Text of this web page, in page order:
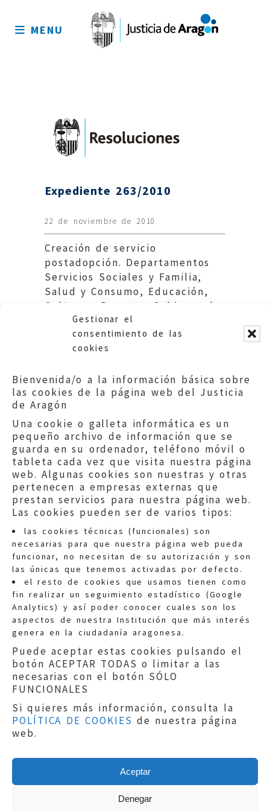
Gestionar el
consentimiento de las
cookies
Bienvenida/o a la información básica sobre
las cookies de la página web del Justicia
de Aragón
Una cookie o galleta informática es un
pequeño archivo de información que se
guarda en su ordenador, teléfono móvil o
tableta cada vez que visita nuestra página
web. Algunas cookies son nuestras y otras
pertenecen a empresas externas que
prestan servicios para nuestra página web.
Las cookies pueden ser de varios tipos:
las cookies técnicas (funcionales) son
necesarias para que nuestra página web pueda
funcionar, no necesitan de su autorización y son
las únicas que tenemos activadas por defecto.
el resto de cookies que usamos tienen como
fin realizar un seguimiento estadístico (Google
Analytics) y así poder conocer cuales son los
aspectos de nuestra Institución que más interés
genera en la ciudadanía aragonesa.
Puede aceptar estas cookies pulsando el
botón ACEPTAR TODAS o limitar a las
necesarias con el botón SÓLO
FUNCIONALES
Si quieres más información, consulta la
POLÍTICA DE COOKIES de nuestra página
web.
Aceptar
Denegar
sitio
MENU
Expediente 263/2010
22 de noviembre de 2010
Creación de servicio
postadopción. Departamentos
Servicios Sociales y Familia,
Salud y Consumo, Educación,
Cultura y Deporte. Gobierno de
Aragón.
Quejas:quejas@eljusticiadearagon.es
Información general:
informacion@eljusticiadearagon.es
Teléfonos:900 210 210/
Aviso legal|Política de privacidad|
Protección de Datos
Política de cookies
Copyright © 2019El Justicia de Aragón|
Sephor Consulting